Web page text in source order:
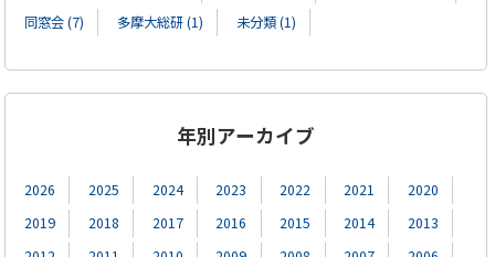
同窓会 (7)
多摩大総研 (1) 未分類 (1)
年別アーカイブ
2026 2025 2024 2023 2022 2021
2020
2019
2018 2017 2016 2015 2014
2013